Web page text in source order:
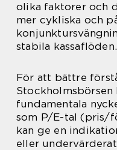
olika faktorer och
mer cykliska och
stabila kassaflöden.
För att bättre
fundamentala
som P/E-tal (pris/
kan ge en
eller